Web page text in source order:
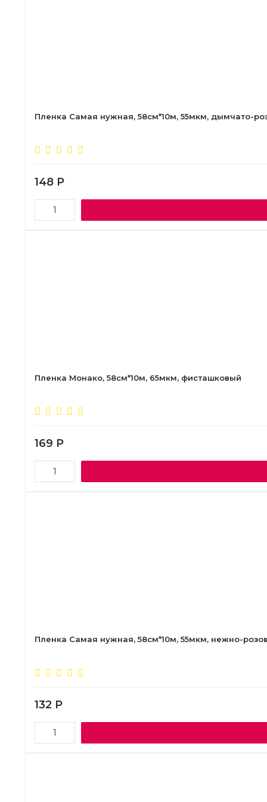
Пленка Самая нужная, 58см*10м, 55мкм, дымчато-
148 Р
Пленка Монако, 58см*10м, 65мкм, фисташковый
169 Р
Пленка Самая нужная, 58см*10м, 55мкм, нежно-
132 Р